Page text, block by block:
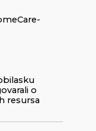
o
resursa